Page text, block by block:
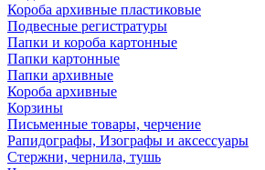
Короба архивные пластиковые
Подвесные регистратуры
Папки и короба картонные
Папки картонные
Папки архивные
Короба архивные
Корзины
Письменные товары, черчение
Рапидографы, Изографы и аксессуары
Стержни, чернила, тушь